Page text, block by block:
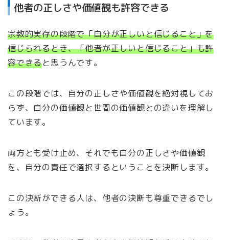
他者の正しさや価値観も許容できる
宗教的実存の段階で「自分が正しいと信じること」を
信じられるとき、「他者が正しいと信じること」も許
容できると思うんです。
この段階では、自分の正しさや価値観を絶対視してお
らず、自分の価値観と世間の価値観との違いを理解し
ています。
両方とも受け止め、それでも自分の正しさや価値観
を、自分の責任で選択するということを決断します。
この決断ができる人は、他者の決断も尊重できるでし
ょう。